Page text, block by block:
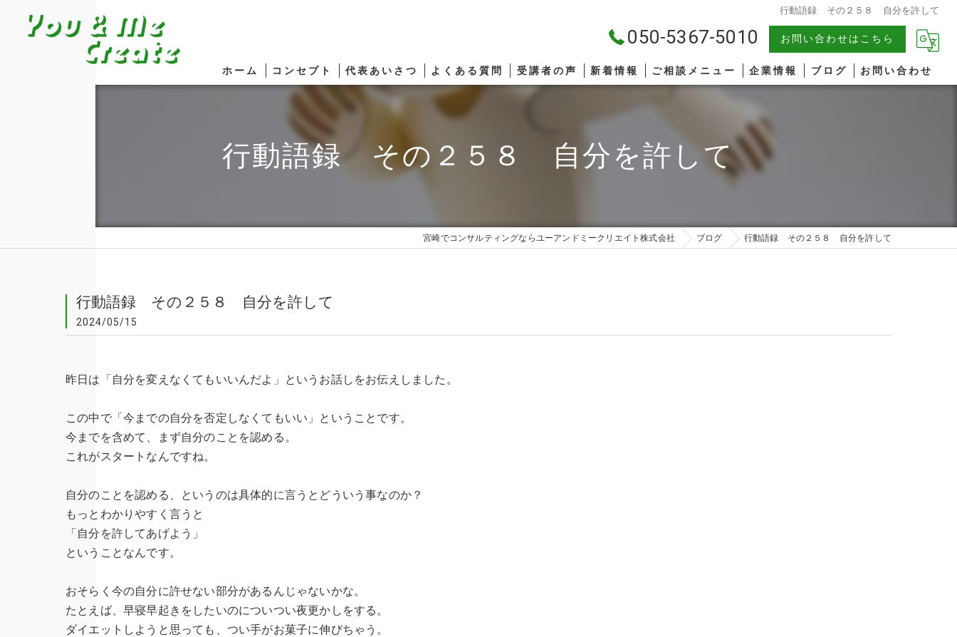
行動語録 その２５８ 自分を許して
050-5367-5010 お問い合わせはこちら
ホーム コンセプト 代表あいさつ よくある質問 受講者の声 新着情報 ご相談メニュー
AIコンサルティング
ファシリテーション
企業情報
著書一覧
ブログ お問い合わせ
行動語録 その２５８ 自分を許して
宮崎でコンサルティングならユーアンドミークリエイト株式会社 ブログ 行動語録 その２５８ 自分を許して
行動語録 その２５８ 自分を許して
2024/05/15
昨日は「自分を変えなくてもいいんだよ」というお話しをお伝えしました。
この中で「今までの自分を否定しなくてもいい」ということです。
今までを含めて、まず自分のことを認める。
これがスタートなんですね。
自分のことを認める、というのは具体的に言うとどういう事なのか？
もっとわかりやすく言うと
「自分を許してあげよう」
ということなんです。
おそらく今の自分に許せない部分があるんじゃないかな。
たとえば、早寝早起きをしたいのについつい夜更かしをする。
ダイエットしようと思っても、つい手がお菓子に伸びちゃう。